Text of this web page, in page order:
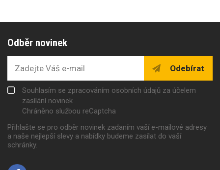
Odběr novinek
Odebírat
Souhlasím se zpracováním osobních údajů za účelem
zasílání novinek
Chráněno službou reCaptcha
Přihlašte se pro odběr novinek zadaním vaší e-mailové adresy
a naše nejlepší slevy a nabídky budeme zasílat do vaší
schránky.